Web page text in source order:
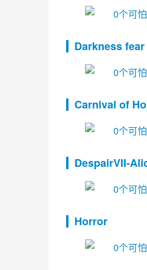
Darkness fear
Carnival of
DespairVII-
Horror